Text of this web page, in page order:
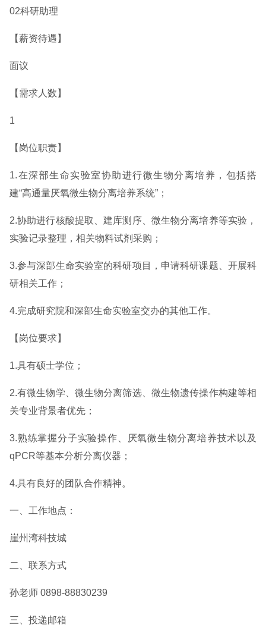
02科研助理
【薪资待遇】
面议
【需求人数】
1
【岗位职责】
1.在深部生命实验室协助进行微生物分离培养，包括搭
建“高通量厌氧微生物分离培养系统”；
2.协助进行核酸提取、建库测序、微生物分离培养等实验，
实验记录整理，相关物料试剂采购；
3.参与深部生命实验室的科研项目，申请科研课题、开展科
研相关工作；
4.完成研究院和深部生命实验室交办的其他工作。
【岗位要求】
1.具有硕士学位；
2.有微生物学、微生物分离筛选、微生物遗传操作构建等相
关专业背景者优先；
3.熟练掌握分子实验操作、厌氧微生物分离培养技术以及
qPCR等基本分析分离仪器；
4.具有良好的团队合作精神。
一、工作地点：
崖州湾科技城
二、联系方式
孙老师 0898-88830239
三、投递邮箱